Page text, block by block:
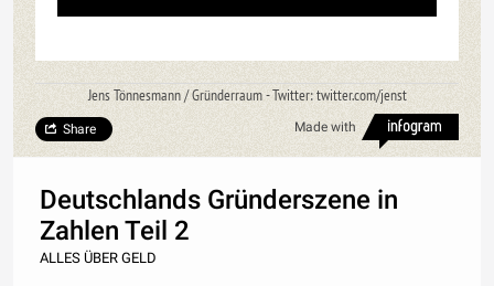
Jens Tönnesmann / Gründerraum - Twitter: twitter.com/jenst
Made with
Share
Deutschlands Gründerszene in
Zahlen Teil 2
ALLES ÜBER GELD